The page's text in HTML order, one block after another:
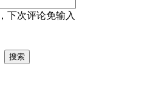
下次评论免输入
搜索